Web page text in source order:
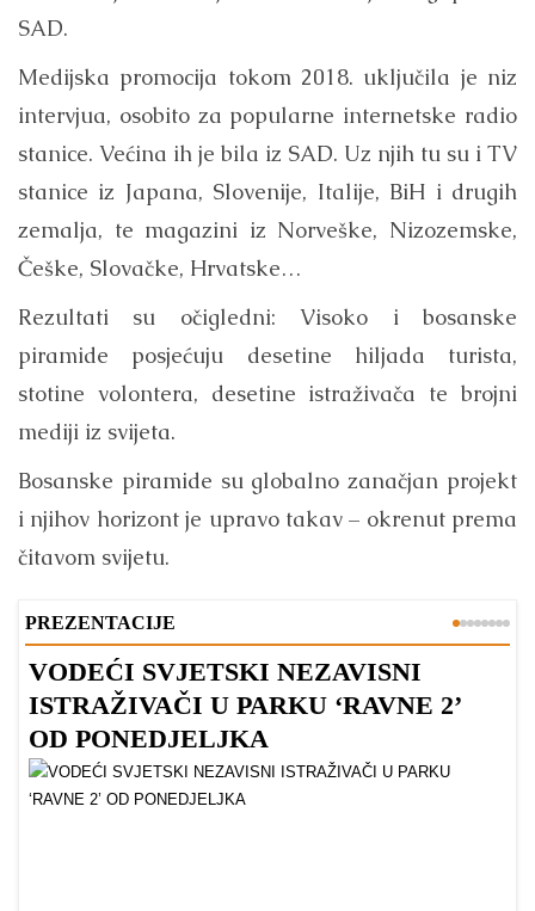
SAD.
Medijska promocija tokom 2018. uključila je niz
intervjua, osobito za popularne internetske radio
stanice. Većina ih je bila iz SAD. Uz njih tu su i TV
stanice iz Japana, Slovenije, Italije, BiH i drugih
zemalja, te magazini iz Norveške, Nizozemske,
Češke, Slovačke, Hrvatske…
Rezultati su očigledni: Visoko i bosanske
piramide posjećuju desetine hiljada turista,
stotine volontera, desetine istraživača te brojni
mediji iz svijeta.
Bosanske piramide su globalno zanačjan projekt
i njihov horizont je upravo takav – okrenut prema
čitavom svijetu.
PREZENTACIJE
VODEĆI SVJETSKI NEZAVISNI
ISTRAŽIVAČI U PARKU ‘RAVNE 2’
OD PONEDJELJKA